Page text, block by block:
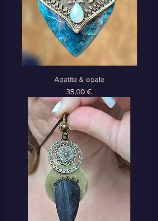
Apatite & opale
Prix
35,00 €